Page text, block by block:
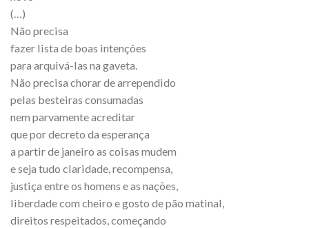
(…)
Não precisa
fazer lista de boas intenções
para arquivá-las na gaveta.
Não precisa chorar de arrependido
pelas besteiras consumadas
nem parvamente acreditar
que por decreto da esperança
a partir de janeiro as coisas mudem
e seja tudo claridade, recompensa,
justiça entre os homens e as nações,
liberdade com cheiro e gosto de pão matinal,
direitos respeitados, começando